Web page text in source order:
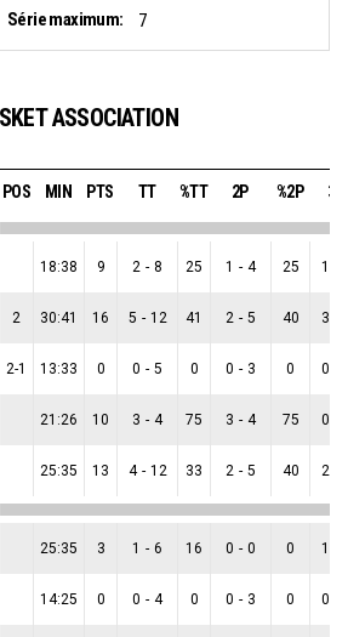
Série maximum:
7
ASSOCIATION
POS MIN PTS TT %TT 2P %2P 3P
18:38 9 2 - 8 25 1 - 4 25 1
2 30:41 16 5 - 12 41 2 - 5 40 3
2-1 13:33 0 0 - 5 0 0 - 3 0 0
21:26 10 3 - 4 75 3 - 4 75 0
25:35 13 4 - 12 33 2 - 5 40 2
25:35 3 1 - 6 16 0 - 0 0 1
14:25 0 0 - 4 0 0 - 3 0 0